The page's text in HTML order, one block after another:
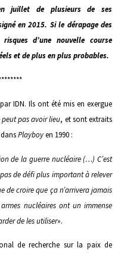
juillet de plusieurs de ses
en 2015. Si le dérapage des
d’une nouvelle course
et de plus en plus probables.
IDN. Ils ont été mis en exergue
pas avoir lieu, et sont extraits
Playboyen 1990 :
de la guerre nucléaire (…) C’est
de défi plus important à relever
de croire que ça n’arrivera jamais
nucléaires ont un immense
de les utiliser».
de recherche sur la paix de